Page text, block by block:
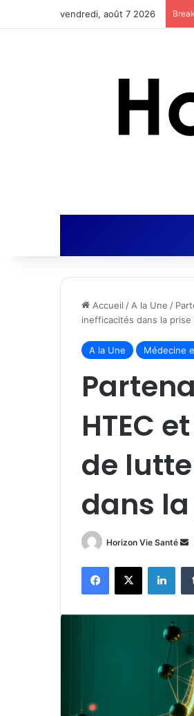
vendredi, août 7 2026
Accueil / A la Une /
inefficacités dans la
A la Une Médecine
HTEC
de
dans
Horizon Vie Santé
Facebook
X